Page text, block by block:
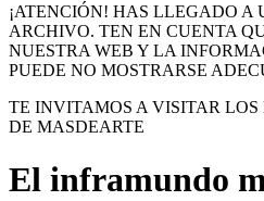
¡ATENCIÓN! HAS LLEGADO A
ARCHIVO. TEN EN CUENTA
NUESTRA WEB Y LA
PUEDE NO MOSTRARSE
TE INVITAMOS A VISITAR
DE MASDEARTE
El inframundo